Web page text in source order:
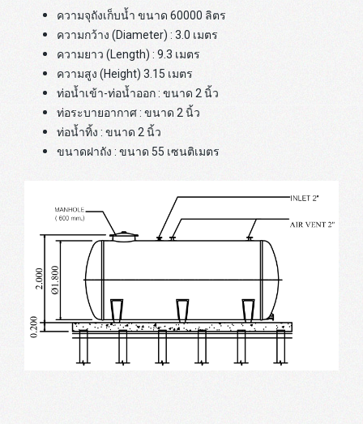
ความจุถังเก็บน้ำ ขนาด 60000 ลิตร
ความกว้าง (Diameter) : 3.0 เมตร
ความยาว (Length) : 9.3 เมตร
ความสูง (Height) 3.15 เมตร
ท่อน้ำเข้า-ท่อน้ำออก : ขนาด 2 นิ้ว
ท่อระบายอากาศ : ขนาด 2 นิ้ว
ท่อน้ำทิ้ง : ขนาด 2 นิ้ว
ขนาดฝาถัง : ขนาด 55 เซนติเมตร